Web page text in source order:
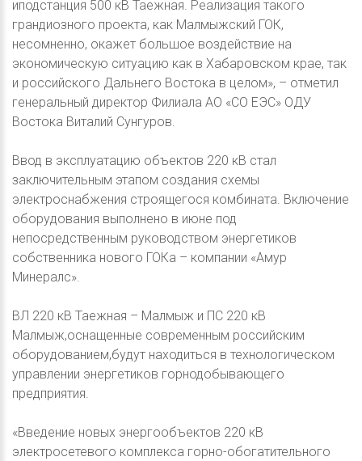
иподстанция 500 кВ Таежная. Реализация такого
грандиозного проекта, как Малмыжский ГОК,
несомненно, окажет большое воздействие на
экономическую ситуацию как в Хабаровском крае, так
и российского Дальнего Востока в целом», – отметил
генеральный директор Филиала АО «СО ЕЭС» ОДУ
Востока Виталий Сунгуров.
Ввод в эксплуатацию объектов 220 кВ стал
заключительным этапом создания схемы
электроснабжения строящегося комбината. Включение
оборудования выполнено в июне под
непосредственным руководством энергетиков
собственника нового ГОКа – компании «Амур
Минералс».
ВЛ 220 кВ Таежная – Малмыж и ПС 220 кВ
Малмыж,оснащенные современным российским
оборудованием,будут находиться в технологическом
управлении энергетиков горнодобывающего
предприятия.
«Введение новых энергообъектов 220 кВ
электросетевого комплекса горно-обогатительного